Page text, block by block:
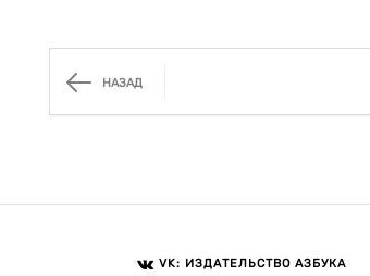
НАЗАД
VK: ИЗДАТЕЛЬСТВО АЗБУКА